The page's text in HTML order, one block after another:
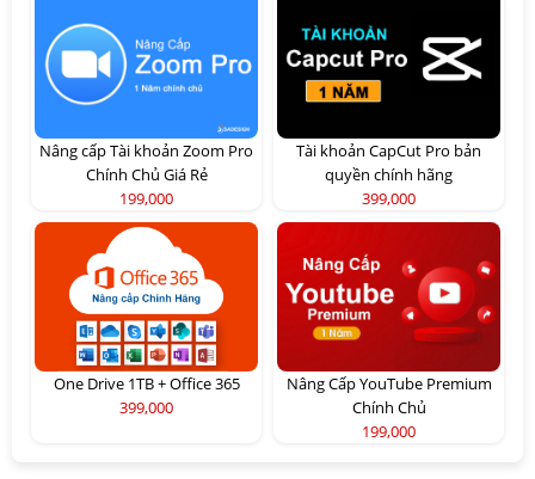
Nâng cấp Tài khoản Zoom Pro
Chính Chủ Giá Rẻ
199,000
Tài khoản CapCut Pro bản
quyền chính hãng
399,000
One Drive 1TB + Office 365
399,000
Nâng Cấp YouTube Premium
Chính Chủ
199,000